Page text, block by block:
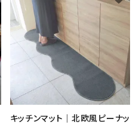
キッチンマット｜北欧風ピーナッ